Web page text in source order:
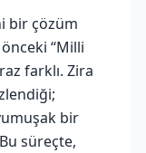
bir çözüm
“Milli
farklı. Zira
bir
süreçte,